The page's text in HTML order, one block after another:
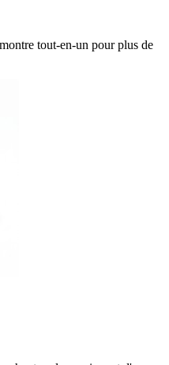
tout-en-un pour plus de